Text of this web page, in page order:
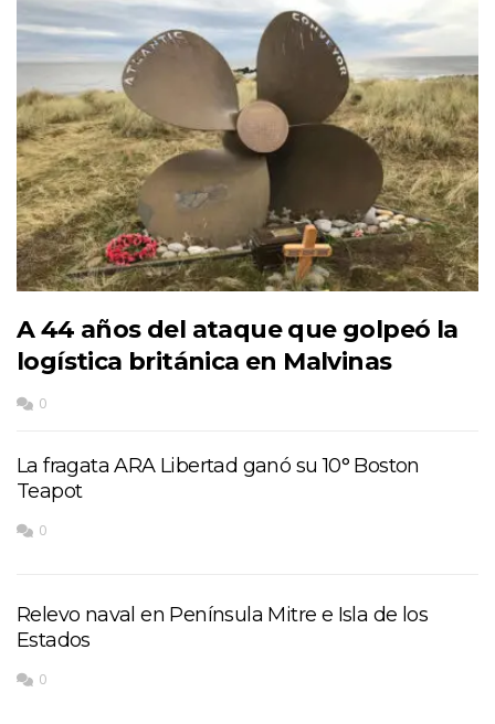
A 44 años del ataque que golpeó la
logística británica en Malvinas
0
La fragata ARA Libertad ganó su 10° Boston
Teapot
0
Relevo naval en Península Mitre e Isla de los
Estados
0